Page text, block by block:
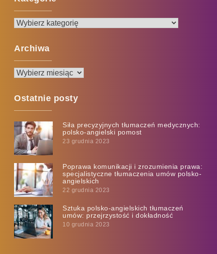
Kategorie
Archiwa
Archiwa
Ostatnie posty
Siła precyzyjnych tłumaczeń medycznych:
polsko-angielski pomost
23 grudnia 2023
Poprawa komunikacji i zrozumienia prawa:
specjalistyczne tłumaczenia umów polsko-
angielskich
22 grudnia 2023
Sztuka polsko-angielskich tłumaczeń
umów: przejrzystość i dokładność
10 grudnia 2023